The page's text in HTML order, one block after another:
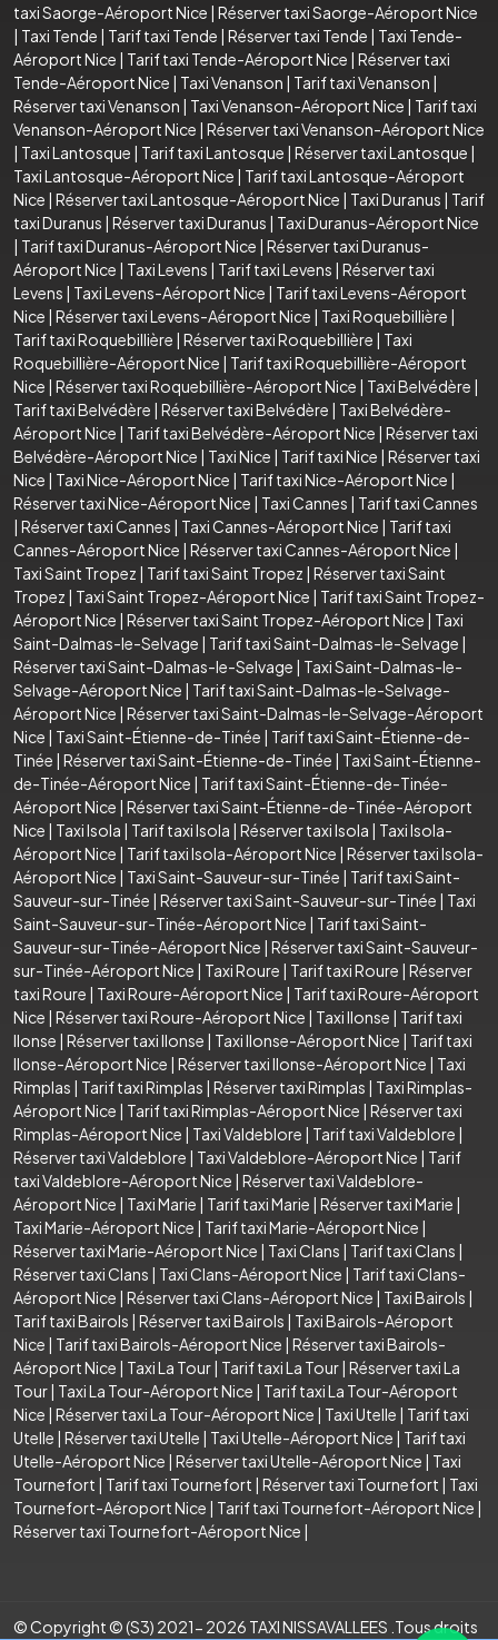
taxi Saorge-Aéroport Nice | Réserver taxi Saorge-Aéroport Nice
| Taxi Tende | Tarif taxi Tende | Réserver taxi Tende | Taxi Tende-
Aéroport Nice | Tarif taxi Tende-Aéroport Nice | Réserver taxi
Tende-Aéroport Nice | Taxi Venanson | Tarif taxi Venanson |
Réserver taxi Venanson | Taxi Venanson-Aéroport Nice | Tarif taxi
Venanson-Aéroport Nice | Réserver taxi Venanson-Aéroport Nice
| Taxi Lantosque | Tarif taxi Lantosque | Réserver taxi Lantosque |
Taxi Lantosque-Aéroport Nice | Tarif taxi Lantosque-Aéroport
Nice | Réserver taxi Lantosque-Aéroport Nice | Taxi Duranus | Tarif
taxi Duranus | Réserver taxi Duranus | Taxi Duranus-Aéroport Nice
| Tarif taxi Duranus-Aéroport Nice | Réserver taxi Duranus-
Aéroport Nice | Taxi Levens | Tarif taxi Levens | Réserver taxi
Levens | Taxi Levens-Aéroport Nice | Tarif taxi Levens-Aéroport
Nice | Réserver taxi Levens-Aéroport Nice | Taxi Roquebillière |
Tarif taxi Roquebillière | Réserver taxi Roquebillière | Taxi
Roquebillière-Aéroport Nice | Tarif taxi Roquebillière-Aéroport
Nice | Réserver taxi Roquebillière-Aéroport Nice | Taxi Belvédère |
Tarif taxi Belvédère | Réserver taxi Belvédère | Taxi Belvédère-
Aéroport Nice | Tarif taxi Belvédère-Aéroport Nice | Réserver taxi
Belvédère-Aéroport Nice | Taxi Nice | Tarif taxi Nice | Réserver taxi
Nice | Taxi Nice-Aéroport Nice | Tarif taxi Nice-Aéroport Nice |
Réserver taxi Nice-Aéroport Nice | Taxi Cannes | Tarif taxi Cannes
| Réserver taxi Cannes | Taxi Cannes-Aéroport Nice | Tarif taxi
Cannes-Aéroport Nice | Réserver taxi Cannes-Aéroport Nice |
Taxi Saint Tropez | Tarif taxi Saint Tropez | Réserver taxi Saint
Tropez | Taxi Saint Tropez-Aéroport Nice | Tarif taxi Saint Tropez-
Aéroport Nice | Réserver taxi Saint Tropez-Aéroport Nice | Taxi
Saint-Dalmas-le-Selvage | Tarif taxi Saint-Dalmas-le-Selvage |
Réserver taxi Saint-Dalmas-le-Selvage | Taxi Saint-Dalmas-le-
Selvage-Aéroport Nice | Tarif taxi Saint-Dalmas-le-Selvage-
Aéroport Nice | Réserver taxi Saint-Dalmas-le-Selvage-Aéroport
Nice | Taxi Saint-Étienne-de-Tinée | Tarif taxi Saint-Étienne-de-
Tinée | Réserver taxi Saint-Étienne-de-Tinée | Taxi Saint-Étienne-
de-Tinée-Aéroport Nice | Tarif taxi Saint-Étienne-de-Tinée-
Aéroport Nice | Réserver taxi Saint-Étienne-de-Tinée-Aéroport
Nice | Taxi Isola | Tarif taxi Isola | Réserver taxi Isola | Taxi Isola-
Aéroport Nice | Tarif taxi Isola-Aéroport Nice | Réserver taxi Isola-
Aéroport Nice | Taxi Saint-Sauveur-sur-Tinée | Tarif taxi Saint-
Sauveur-sur-Tinée | Réserver taxi Saint-Sauveur-sur-Tinée | Taxi
Saint-Sauveur-sur-Tinée-Aéroport Nice | Tarif taxi Saint-
Sauveur-sur-Tinée-Aéroport Nice | Réserver taxi Saint-Sauveur-
sur-Tinée-Aéroport Nice | Taxi Roure | Tarif taxi Roure | Réserver
taxi Roure | Taxi Roure-Aéroport Nice | Tarif taxi Roure-Aéroport
Nice | Réserver taxi Roure-Aéroport Nice | Taxi Ilonse | Tarif taxi
Ilonse | Réserver taxi Ilonse | Taxi Ilonse-Aéroport Nice | Tarif taxi
Ilonse-Aéroport Nice | Réserver taxi Ilonse-Aéroport Nice | Taxi
Rimplas | Tarif taxi Rimplas | Réserver taxi Rimplas | Taxi Rimplas-
Aéroport Nice | Tarif taxi Rimplas-Aéroport Nice | Réserver taxi
Rimplas-Aéroport Nice | Taxi Valdeblore | Tarif taxi Valdeblore |
Réserver taxi Valdeblore | Taxi Valdeblore-Aéroport Nice | Tarif
taxi Valdeblore-Aéroport Nice | Réserver taxi Valdeblore-
Aéroport Nice | Taxi Marie | Tarif taxi Marie | Réserver taxi Marie |
Taxi Marie-Aéroport Nice | Tarif taxi Marie-Aéroport Nice |
Réserver taxi Marie-Aéroport Nice | Taxi Clans | Tarif taxi Clans |
Réserver taxi Clans | Taxi Clans-Aéroport Nice | Tarif taxi Clans-
Aéroport Nice | Réserver taxi Clans-Aéroport Nice | Taxi Bairols |
Tarif taxi Bairols | Réserver taxi Bairols | Taxi Bairols-Aéroport
Nice | Tarif taxi Bairols-Aéroport Nice | Réserver taxi Bairols-
Aéroport Nice | Taxi La Tour| Tarif taxi La Tour| Réserver taxi La
Tour| Taxi La Tour-Aéroport Nice | Tarif taxi La Tour-Aéroport
Nice | Réserver taxi La Tour-Aéroport Nice | Taxi Utelle | Tarif taxi
Utelle | Réserver taxi Utelle | Taxi Utelle-Aéroport Nice | Tarif taxi
Utelle-Aéroport Nice | Réserver taxi Utelle-Aéroport Nice | Taxi
Tournefort | Tarif taxi Tournefort | Réserver taxi Tournefort | Taxi
Tournefort-Aéroport Nice | Tarif taxi Tournefort-Aéroport Nice |
Réserver taxi Tournefort-Aéroport Nice |
© Copyright © (S3) 2021- 2026 TAXI NISSAVALLEES .Tous droits